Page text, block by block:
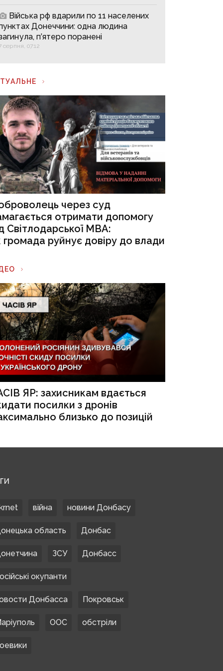
Війська рф вдарили по 11 населених
Донеччини: одна людина
п’ятеро поранені
серпня, 07:12
через суд
отримати допомогу
Світлодарської МВА:
громада руйнує довіру до влади
ЯР: захисникам вдається
посилки з дронів
близько до позицій
війна новини Донбасу
область Донбас
ЗСУ Донбасс
окупанти
Донбасса Покровськ
ООС обстріли